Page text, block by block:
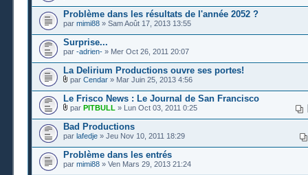
Problème dans les résultats de l'année 2052 ?
par mimi88 » Sam Août 17, 2013 13:55
Surprise...
par -adrien- » Mer Oct 26, 2011 20:07
La Delirium Productions ouvre ses portes!
par Cendar » Mar Juin 25, 2013 4:56
Le Frisco News : Le Journal de San Francisco
par PITBULL » Lun Oct 03, 2011 0:25
Bad Productions
par lafedje » Jeu Nov 10, 2011 18:29
Problème dans les entrés
par mimi88 » Ven Mars 29, 2013 21:24